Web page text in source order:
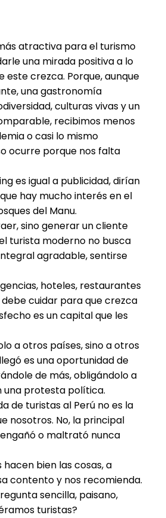
Planes
atractiva para el turismo
una mirada positiva a lo
crezca. Porque, aunque
una gastronomía
culturas vivas y un
recibimos menos
o casi lo mismo
ocurre porque nos falta
es igual a publicidad, dirían
hay mucho interés en el
del Manu.
sino generar un cliente
turista moderno no busca
agradable, sentirse
hoteles, restaurantes
cuidar para que crezca
es un capital que les
a otros países, sino a otros
es una oportunidad de
de más, obligándolo a
una protesta política.
de turistas al Perú no es la
nosotros. No, la principal
o maltrató nunca
bien las cosas, a
contento y nos recomienda.
sencilla, paisano,
turistas?